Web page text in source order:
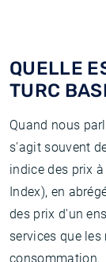
QUELLE
TURC
Quand nous
s'agit souvent
indice des prix
Index), en
des prix d'un
services que
consommation.